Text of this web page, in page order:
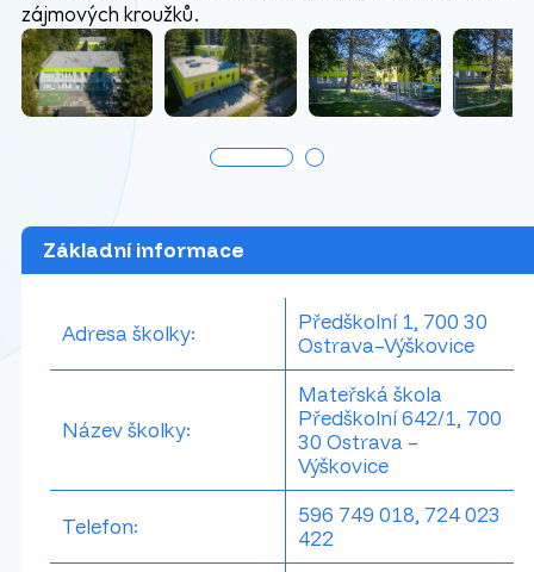
zájmových kroužků.
Základní informace
Adresa školky:
Předškolní 1, 700 30
Ostrava–Výškovice
Název školky:
Mateřská škola
Předškolní 642/1, 700
30 Ostrava –
Výškovice
Telefon:
596 749 018, 724 023
422